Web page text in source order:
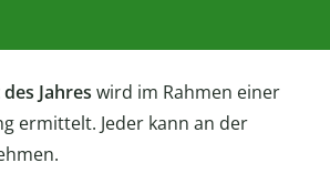
Jahres wird im Rahmen einer
ermittelt. Jeder kann an der